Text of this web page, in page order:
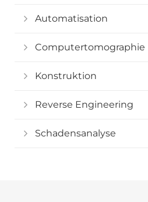
Automatisation
Computertomographie
Konstruktion
Reverse Engineering
Schadensanalyse